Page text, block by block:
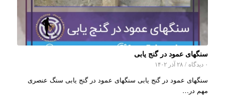
سنگهای عمود در گنج یابی
۰ دیدگاه / ۲۸ آذر ۱۴۰۲
سنگهای عمود در گنج یابی سنگهای عمود در گنج یابی سنگ عنصری
مهم در…